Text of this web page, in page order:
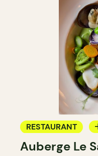
RESTAURANT
BAR
Auberge Le